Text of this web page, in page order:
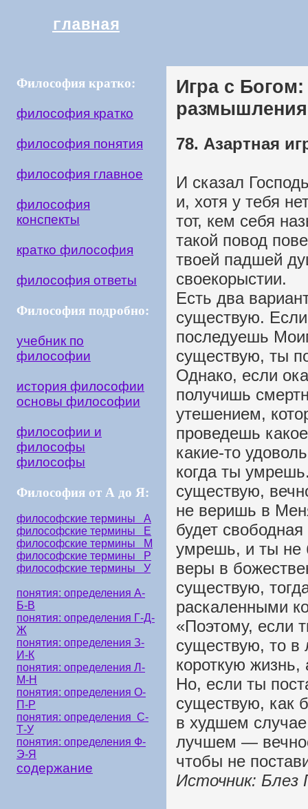
главная
Философия кратко:
философия кратко
философия понятия
философия главное
философия
конспекты
кратко философия
философия ответы
Философия подробно:
учебник по
философии
история философии
основы философии
философии и
философы
философы
Философия от А до Я:
философские термины А
философские термины Е
философские термины М
философские термины Р
философские термины У
понятия: определения А-
Б-В
понятия: определения Г-Д-
Ж
понятия: определения З-
И-К
понятия: определения Л-
М-Н
понятия: определения О-
П-Р
понятия: определения С-
Т-У
понятия: определения Ф-
Э-Я
содержание
Игра с
размышления
78. Азартная
И сказал
и, хотя у тебя
тот, кем себя
такой повод
твоей падшей
своекорыстии.
Есть два
существую.
последуешь
существую, ты
Однако, если
получишь
утешением,
проведешь
какие-то
когда ты
существую,
не веришь в
будет
умрешь, и ты не
веры в
существую,
раскаленными
«Поэтому, если
существую, то
короткую
Но, если ты
существую, как
в худшем
лучшем —
чтобы не
Источник: Блез